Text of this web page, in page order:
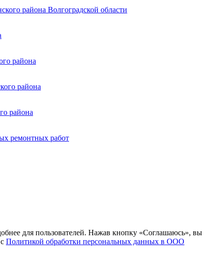
района Волгоградской области
района
района
района
ремонтных работ
для пользователей. Нажав кнопку «Соглашаюсь», вы
Политикой обработки персональных данных в ООО